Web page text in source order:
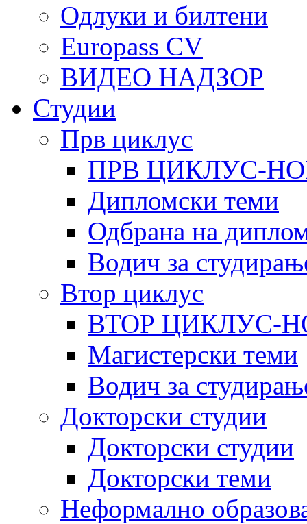
Одлуки и билтени
Europass CV
ВИДЕО НАДЗОР
Студии
Прв циклус
ПРВ ЦИКЛУС-
Дипломски теми
Одбрана на
Водич за
Втор циклус
ВТОР ЦИКЛУС-
Магистерски теми
Водич за
Докторски студии
Докторски студии
Докторски теми
Неформално